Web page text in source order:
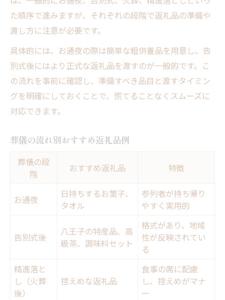
た順序で進みますが、それぞれの段階で返礼品の準備や
渡し方に注意が必要です。
具体的には、お通夜の際は簡単な粗供養品を用意し、告
別式後にはより正式な返礼品を渡すのが一般的です。こ
の流れを事前に確認し、準備すべき品目と渡すタイミン
グを明確にしておくことで、慌てることなくスムーズに
対応できます。
葬儀の流れ別おすすめ返礼品例
葬儀の段
階
おすすめ返礼品 特徴
お通夜
日持ちするお菓子、
タオル
参列者が持ち帰り
やすく実用的
告別式後
八王子の特産品、高
級茶、調味料セット
格式があり、地域
性が反映されてい
る
精進落と
し（火葬
後）
控えめな返礼品
食事の席に配慮
し、控えめがマナ
ー